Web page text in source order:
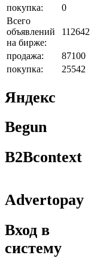
покупка:
0
Всего
объявлений
на бирже:
112642
продажа:
87100
покупка:
25542
Яндекс
Begun
B2Bcontext
Advertopay
Вход в
систему